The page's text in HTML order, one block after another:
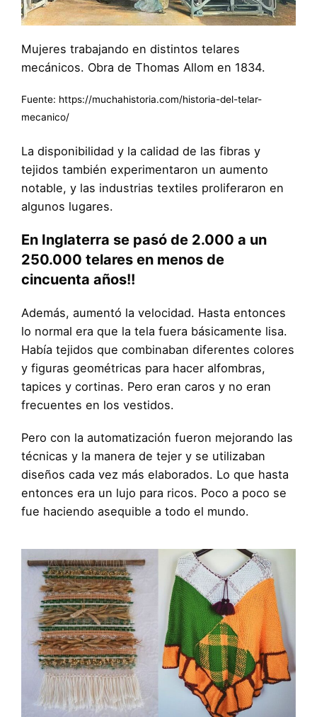
Mujeres trabajando en distintos telares
mecánicos. Obra de Thomas Allom en 1834.
Fuente: https://muchahistoria.com/historia-del-telar-
mecanico/
La disponibilidad y la calidad de las fibras y
tejidos también experimentaron un aumento
notable, y las industrias textiles proliferaron en
algunos lugares.
En Inglaterra se pasó de 2.000 a un
250.000 telares en menos de
cincuenta años!!
Además, aumentó la velocidad. Hasta entonces
lo normal era que la tela fuera básicamente lisa.
Había tejidos que combinaban diferentes colores
y figuras geométricas para hacer alfombras,
tapices y cortinas. Pero eran caros y no eran
frecuentes en los vestidos.
Pero con la automatización fueron mejorando las
técnicas y la manera de tejer y se utilizaban
diseños cada vez más elaborados. Lo que hasta
entonces era un lujo para ricos. Poco a poco se
fue haciendo asequible a todo el mundo.